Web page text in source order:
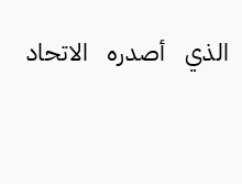
أصدره الاتحاد